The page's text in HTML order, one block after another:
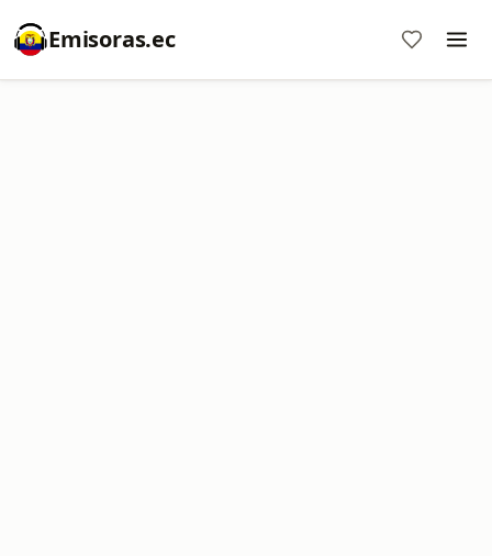
Emisoras.ec